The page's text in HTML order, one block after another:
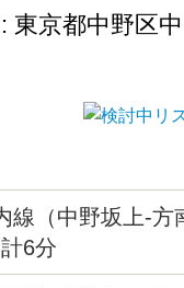
東京都中野区
線（中野坂上-方
6分